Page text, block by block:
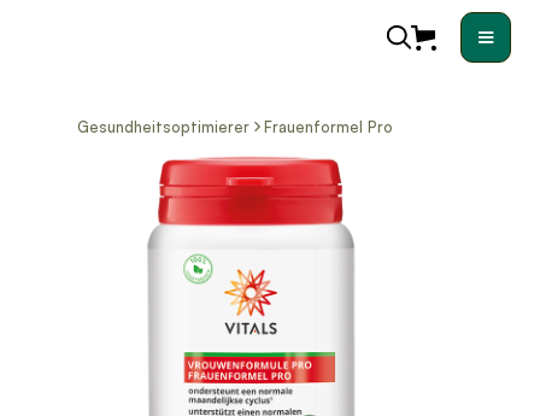
Gesundheitsoptimierer Frauenformel Pro